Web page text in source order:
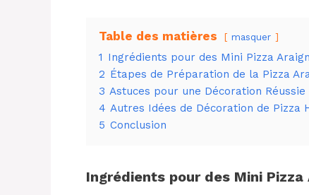
Table des matières masquer
1 Ingrédients pour des Mini Pizza
2 Étapes de Préparation de la Pizza
3 Astuces pour une Décoration Réussie
4 Autres Idées de Décoration de Pizza
5 Conclusion
Ingrédients pour des Mini